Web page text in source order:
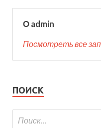
О admin
Посмотреть все
ПОИСК